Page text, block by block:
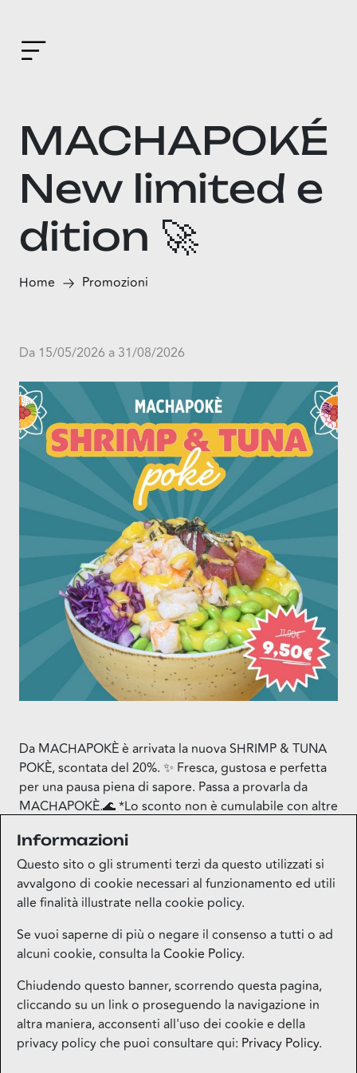
MACHAPOKÉ
New limited e
dition 🚀
Home Promozioni
Da 15/05/2026 a 31/08/2026
Da MACHAPOKÈ è arrivata la nuova SHRIMP & TUNA
POKÈ, scontata del 20%. ✨ Fresca, gustosa e perfetta
per una pausa piena di sapore. Passa a provarla da
MACHAPOKÈ.🌊 *Lo sconto non è cumulabile con altre
pagamento in ticket. Mostra in cassa lo screen
dell’offerta per ricevere lo sconto.
Informazioni
Questo sito o gli strumenti terzi da questo utilizzati si
avvalgono di cookie necessari al funzionamento ed utili
alle finalità illustrate nella cookie policy.
Se vuoi saperne di più o negare il consenso a tutti o ad
alcuni cookie, consulta laCookie Policy.
Chiudendo questo banner, scorrendo questa pagina,
cliccando su un link o proseguendo la navigazione in
altra maniera, acconsenti all'uso dei cookie e della
privacy policy che puoi consultare qui: Privacy Policy.
Contatti